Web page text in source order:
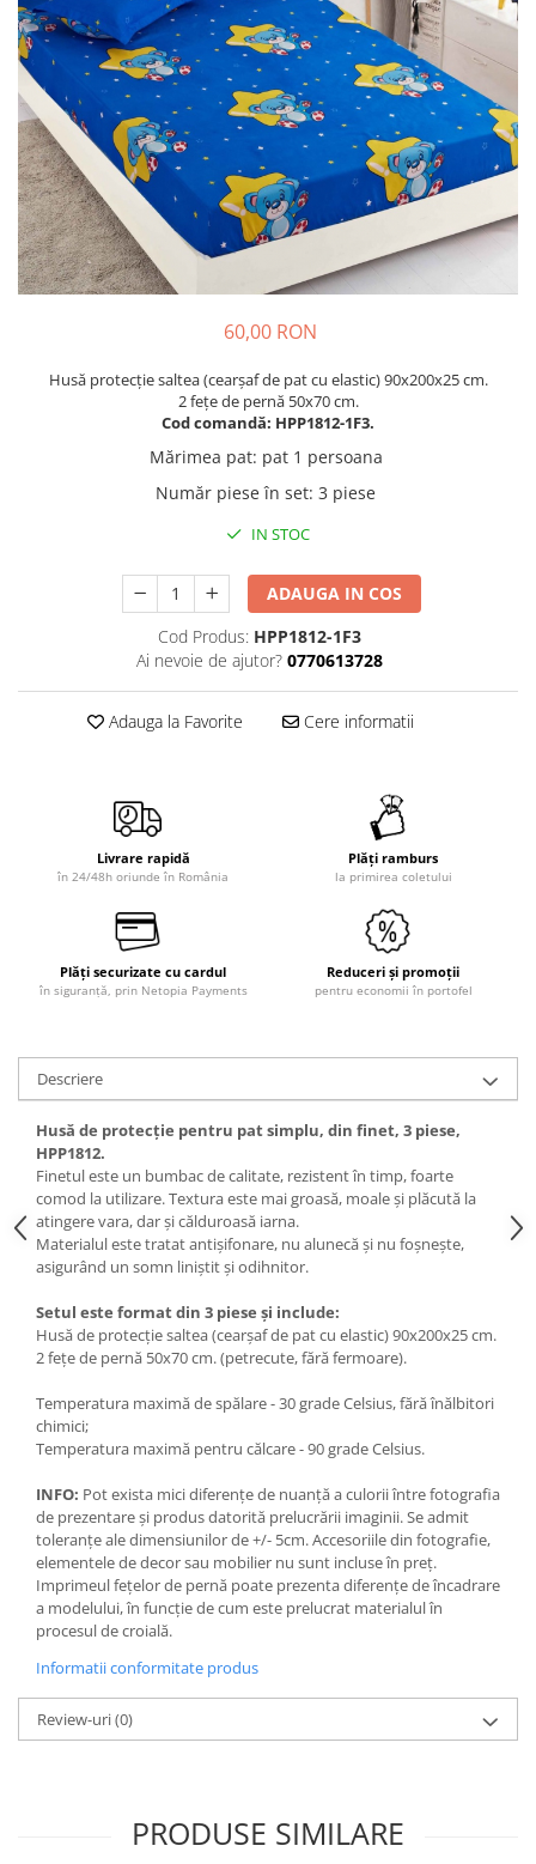
Cuverturi bumbac
Cuverturi catifea
Huse de protecție
Huse de protectie pat finet
Huse de protecție scaun
Prosoape
Prosoape de baie
Electrocasnice
Cântare electronice
60,00 RON
Husă protecție saltea (cearșaf de pat cu elastic) 90x200x25 cm.
2 fețe de pernă 50x70 cm.
Cod comandă: HPP1812-1F3.
Mărimea pat: pat 1 persoana
Număr piese în set: 3 piese
IN STOC
ADAUGA IN COS
Cod Produs: HPP1812-1F3
Ai nevoie de ajutor? 0770613728
Adauga la Favorite Cere informatii
Livrare rapidă
în 24/48h oriunde în România
Plăți ramburs
la primirea coletului
Plăți securizate cu cardul
în siguranță, prin Netopia Payments
Reduceri și promoții
pentru economii în portofel
Descriere
Husă de protecție pentru pat simplu, din finet, 3 piese,
HPP1812.
Finetul este un bumbac de calitate, rezistent în timp, foarte
comod la utilizare. Textura este mai groasă, moale și plăcută la
atingere vara, dar și călduroasă iarna.
Materialul este tratat antișifonare, nu alunecă și nu foșnește,
asigurând un somn liniștit și odihnitor.
Setul este format din 3 piese și include:
Husă de protecție saltea (cearșaf de pat cu elastic) 90x200x25 cm.
2 fețe de pernă 50x70 cm. (petrecute, fără fermoare).
Temperatura maximă de spălare - 30 grade Celsius, fără înălbitori
chimici;
Temperatura maximă pentru călcare - 90 grade Celsius.
INFO: Pot exista mici diferențe de nuanță a culorii între fotografia
de prezentare și produs datorită prelucrării imaginii. Se admit
toleranțe ale dimensiunilor de +/- 5cm. Accesoriile din fotografie,
elementele de decor sau mobilier nu sunt incluse în preț.
Imprimeul fețelor de pernă poate prezenta diferențe de încadrare
a modelului, în funcție de cum este prelucrat materialul în
procesul de croială.
Informatii conformitate produs
Review-uri(0)
PRODUSE SIMILARE